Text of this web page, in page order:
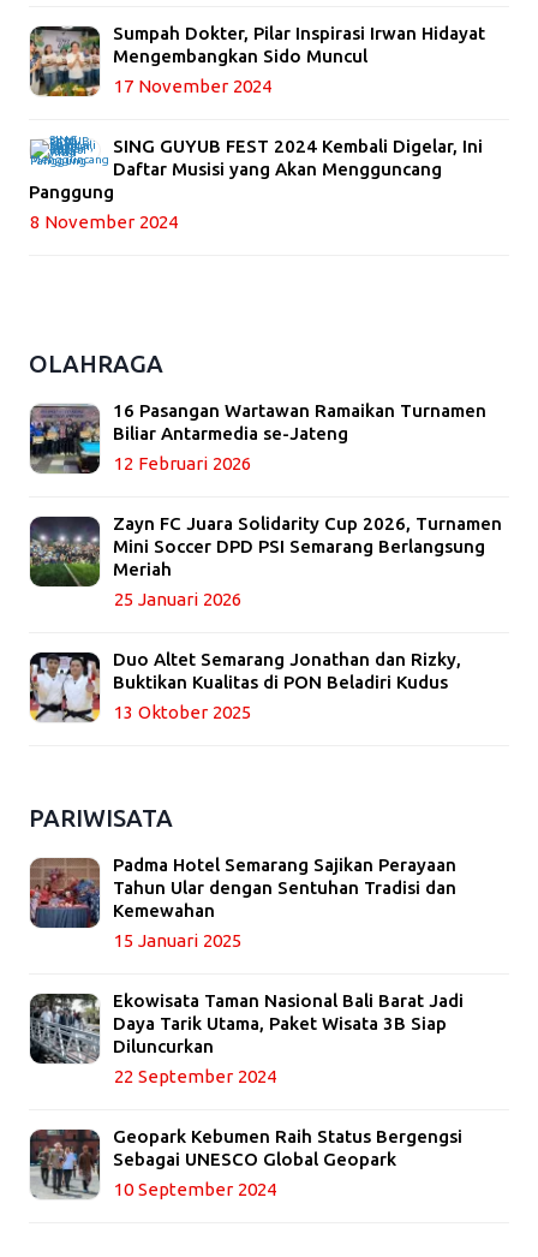
Sumpah Dokter, Pilar Inspirasi Irwan Hidayat
Mengembangkan Sido Muncul
17 November 2024
SING GUYUB FEST 2024 Kembali Digelar, Ini
Daftar Musisi yang Akan Mengguncang
Panggung
8 November 2024
OLAHRAGA
16 Pasangan Wartawan Ramaikan Turnamen
Biliar Antarmedia se-Jateng
12 Februari 2026
Zayn FC Juara Solidarity Cup 2026, Turnamen
Mini Soccer DPD PSI Semarang Berlangsung
Meriah
25 Januari 2026
Duo Altet Semarang Jonathan dan Rizky,
Buktikan Kualitas di PON Beladiri Kudus
13 Oktober 2025
PARIWISATA
Padma Hotel Semarang Sajikan Perayaan
Tahun Ular dengan Sentuhan Tradisi dan
Kemewahan
15 Januari 2025
Ekowisata Taman Nasional Bali Barat Jadi
Daya Tarik Utama, Paket Wisata 3B Siap
Diluncurkan
22 September 2024
Geopark Kebumen Raih Status Bergengsi
Sebagai UNESCO Global Geopark
10 September 2024